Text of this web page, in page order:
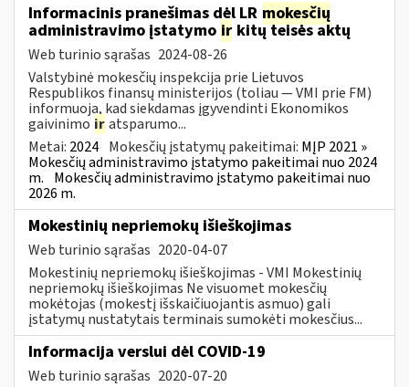
Informacinis pranešimas dėl LR mokesčių
administravimo įstatymo ir kitų teisės aktų
Web turinio sąrašas 2024-08-26
Valstybinė mokesčių inspekcija prie Lietuvos
Respublikos finansų ministerijos (toliau — VMI prie FM)
informuoja, kad siekdamas įgyvendinti Ekonomikos
gaivinimo iratsparumo...
Metai: 2024 Mokesčių įstatymų pakeitimai: MĮP 2021 »
Mokesčių administravimo įstatymo pakeitimai nuo 2024
m. Mokesčių administravimo įstatymo pakeitimai nuo
2026 m.
Mokestinių nepriemokų išieškojimas
Web turinio sąrašas 2020-04-07
Mokestinių nepriemokų išieškojimas - VMI Mokestinių
nepriemokų išieškojimas Ne visuomet mokesčių
mokėtojas (mokestį išskaičiuojantis asmuo) gali
įstatymų nustatytais terminais sumokėti mokesčius...
Informacija verslui dėl COVID-19
Web turinio sąrašas 2020-07-20